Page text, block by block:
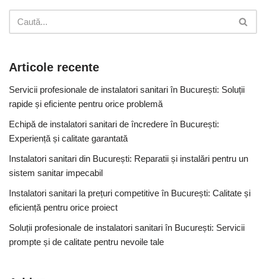
Articole recente
Servicii profesionale de instalatori sanitari în București: Soluții
rapide și eficiente pentru orice problemă
Echipă de instalatori sanitari de încredere în București:
Experiență și calitate garantată
Instalatori sanitari din București: Reparatii și instalări pentru un
sistem sanitar impecabil
Instalatori sanitari la prețuri competitive în București: Calitate și
eficiență pentru orice proiect
Soluții profesionale de instalatori sanitari în București: Servicii
prompte și de calitate pentru nevoile tale